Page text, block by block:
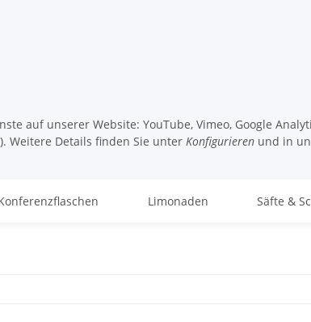
auf unserer Website: YouTube, Vimeo, Google
Weitere Details finden Sie unter Konfigurieren und in
Limonaden Säfte &